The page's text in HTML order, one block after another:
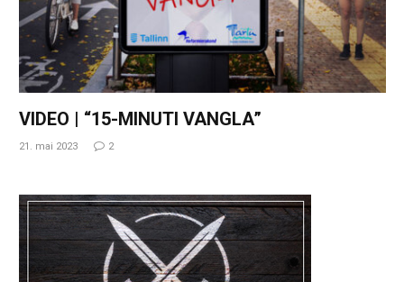
VIDEO | “15-MINUTI VANGLA”
21. mai 2023 2